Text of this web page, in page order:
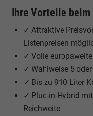
Ihre Vorteile beim
✓ Attraktive
Listenpreisen
✓ Volle
✓ Wahlweise 5
✓ Bis zu 910 Liter
✓ Plug-in-Hybrid
Reichweite